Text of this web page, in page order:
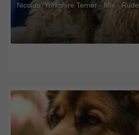
Nicolas, Yorkshire Terrier - Mix - Rüde